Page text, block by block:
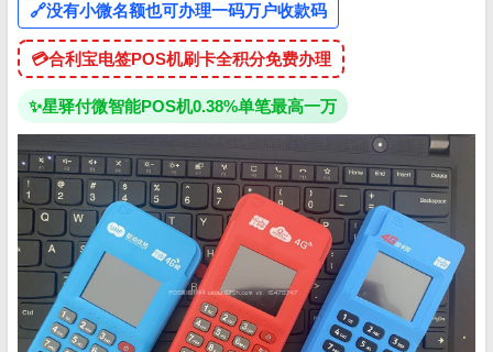
🔗没有小微名额也可办理一码万户收款码
💳合利宝电签POS机刷卡全积分免费办理
✨星驿付微智能POS机0.38%单笔最高一万